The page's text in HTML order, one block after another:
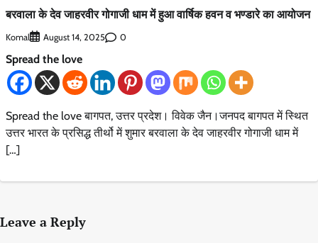
बरवाला के देव जाहरवीर गोगाजी धाम में हुआ वार्षिक हवन व भण्डारे का आयोजन
Komal August 14, 2025 0
Spread the love
Spread the love बागपत, उत्तर प्रदेश। विवेक जैन।जनपद बागपत में स्थित
उत्तर भारत के प्रसिद्ध तीर्थो में शुमार बरवाला के देव जाहरवीर गोगाजी धाम में
[…]
Leave a Reply